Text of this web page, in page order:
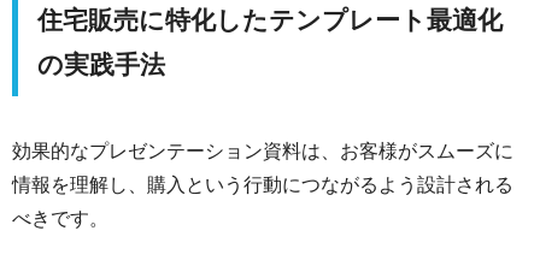
住宅販売に特化したテンプレート最適化
の実践手法
効果的なプレゼンテーション資料は、お客様がスムーズに
情報を理解し、購入という行動につながるよう設計される
べきです。